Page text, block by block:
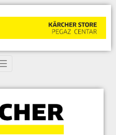
Toggle navigation